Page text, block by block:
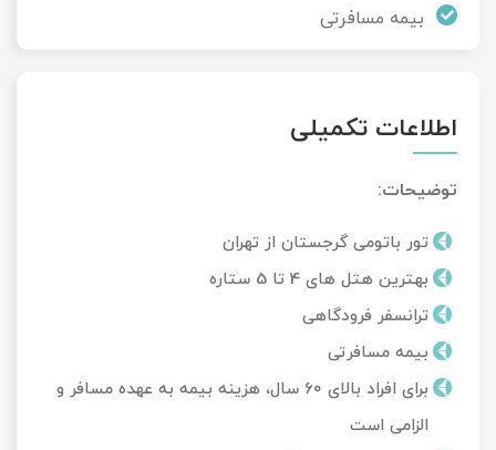
بیمه مسافرتی
اطلاعات تکمیلی
توضیحات:
تور باتومی گرجستان از تهران
بهترین هتل های 4 تا 5 ستاره
ترانسفر فرودگاهی
بیمه مسافرتی
برای افراد بالای 60 سال، هزینه بیمه به عهده مسافر و
الزامی است